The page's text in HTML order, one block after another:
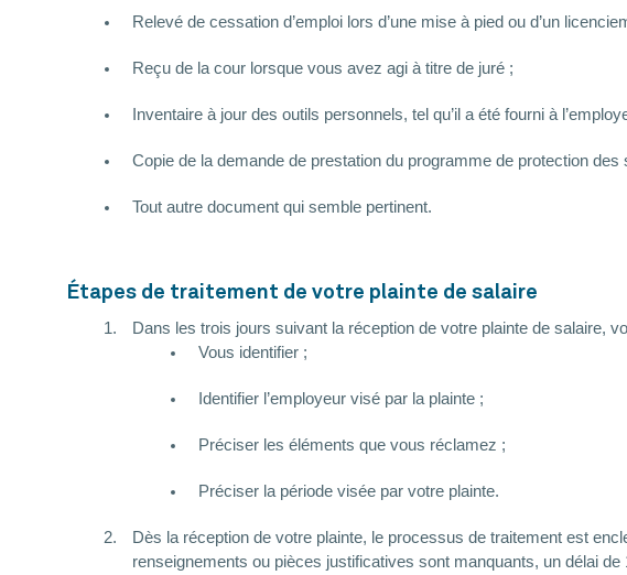
Relevé de cessation d’emploi lors d’une mise à pied ou d’un
Reçu de la cour lorsque vous avez agi à titre de juré ;
Inventaire à jour des outils personnels, tel qu’il a été fourni à
Copie de la demande de prestation du programme de protection
Tout autre document qui semble pertinent.
Étapes de traitement de votre plainte de salaire
Dans les trois jours suivant la réception de votre plainte de salaire,
Vous identifier ;
Identifier l’employeur visé par la plainte ;
Préciser les éléments que vous réclamez ;
Préciser la période visée par votre plainte.
Dès la réception de votre plainte, le processus de traitement est
renseignements ou pièces justificatives sont manquants, un délai